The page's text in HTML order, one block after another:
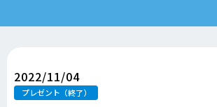
2022/11/04
プレゼント（終了）